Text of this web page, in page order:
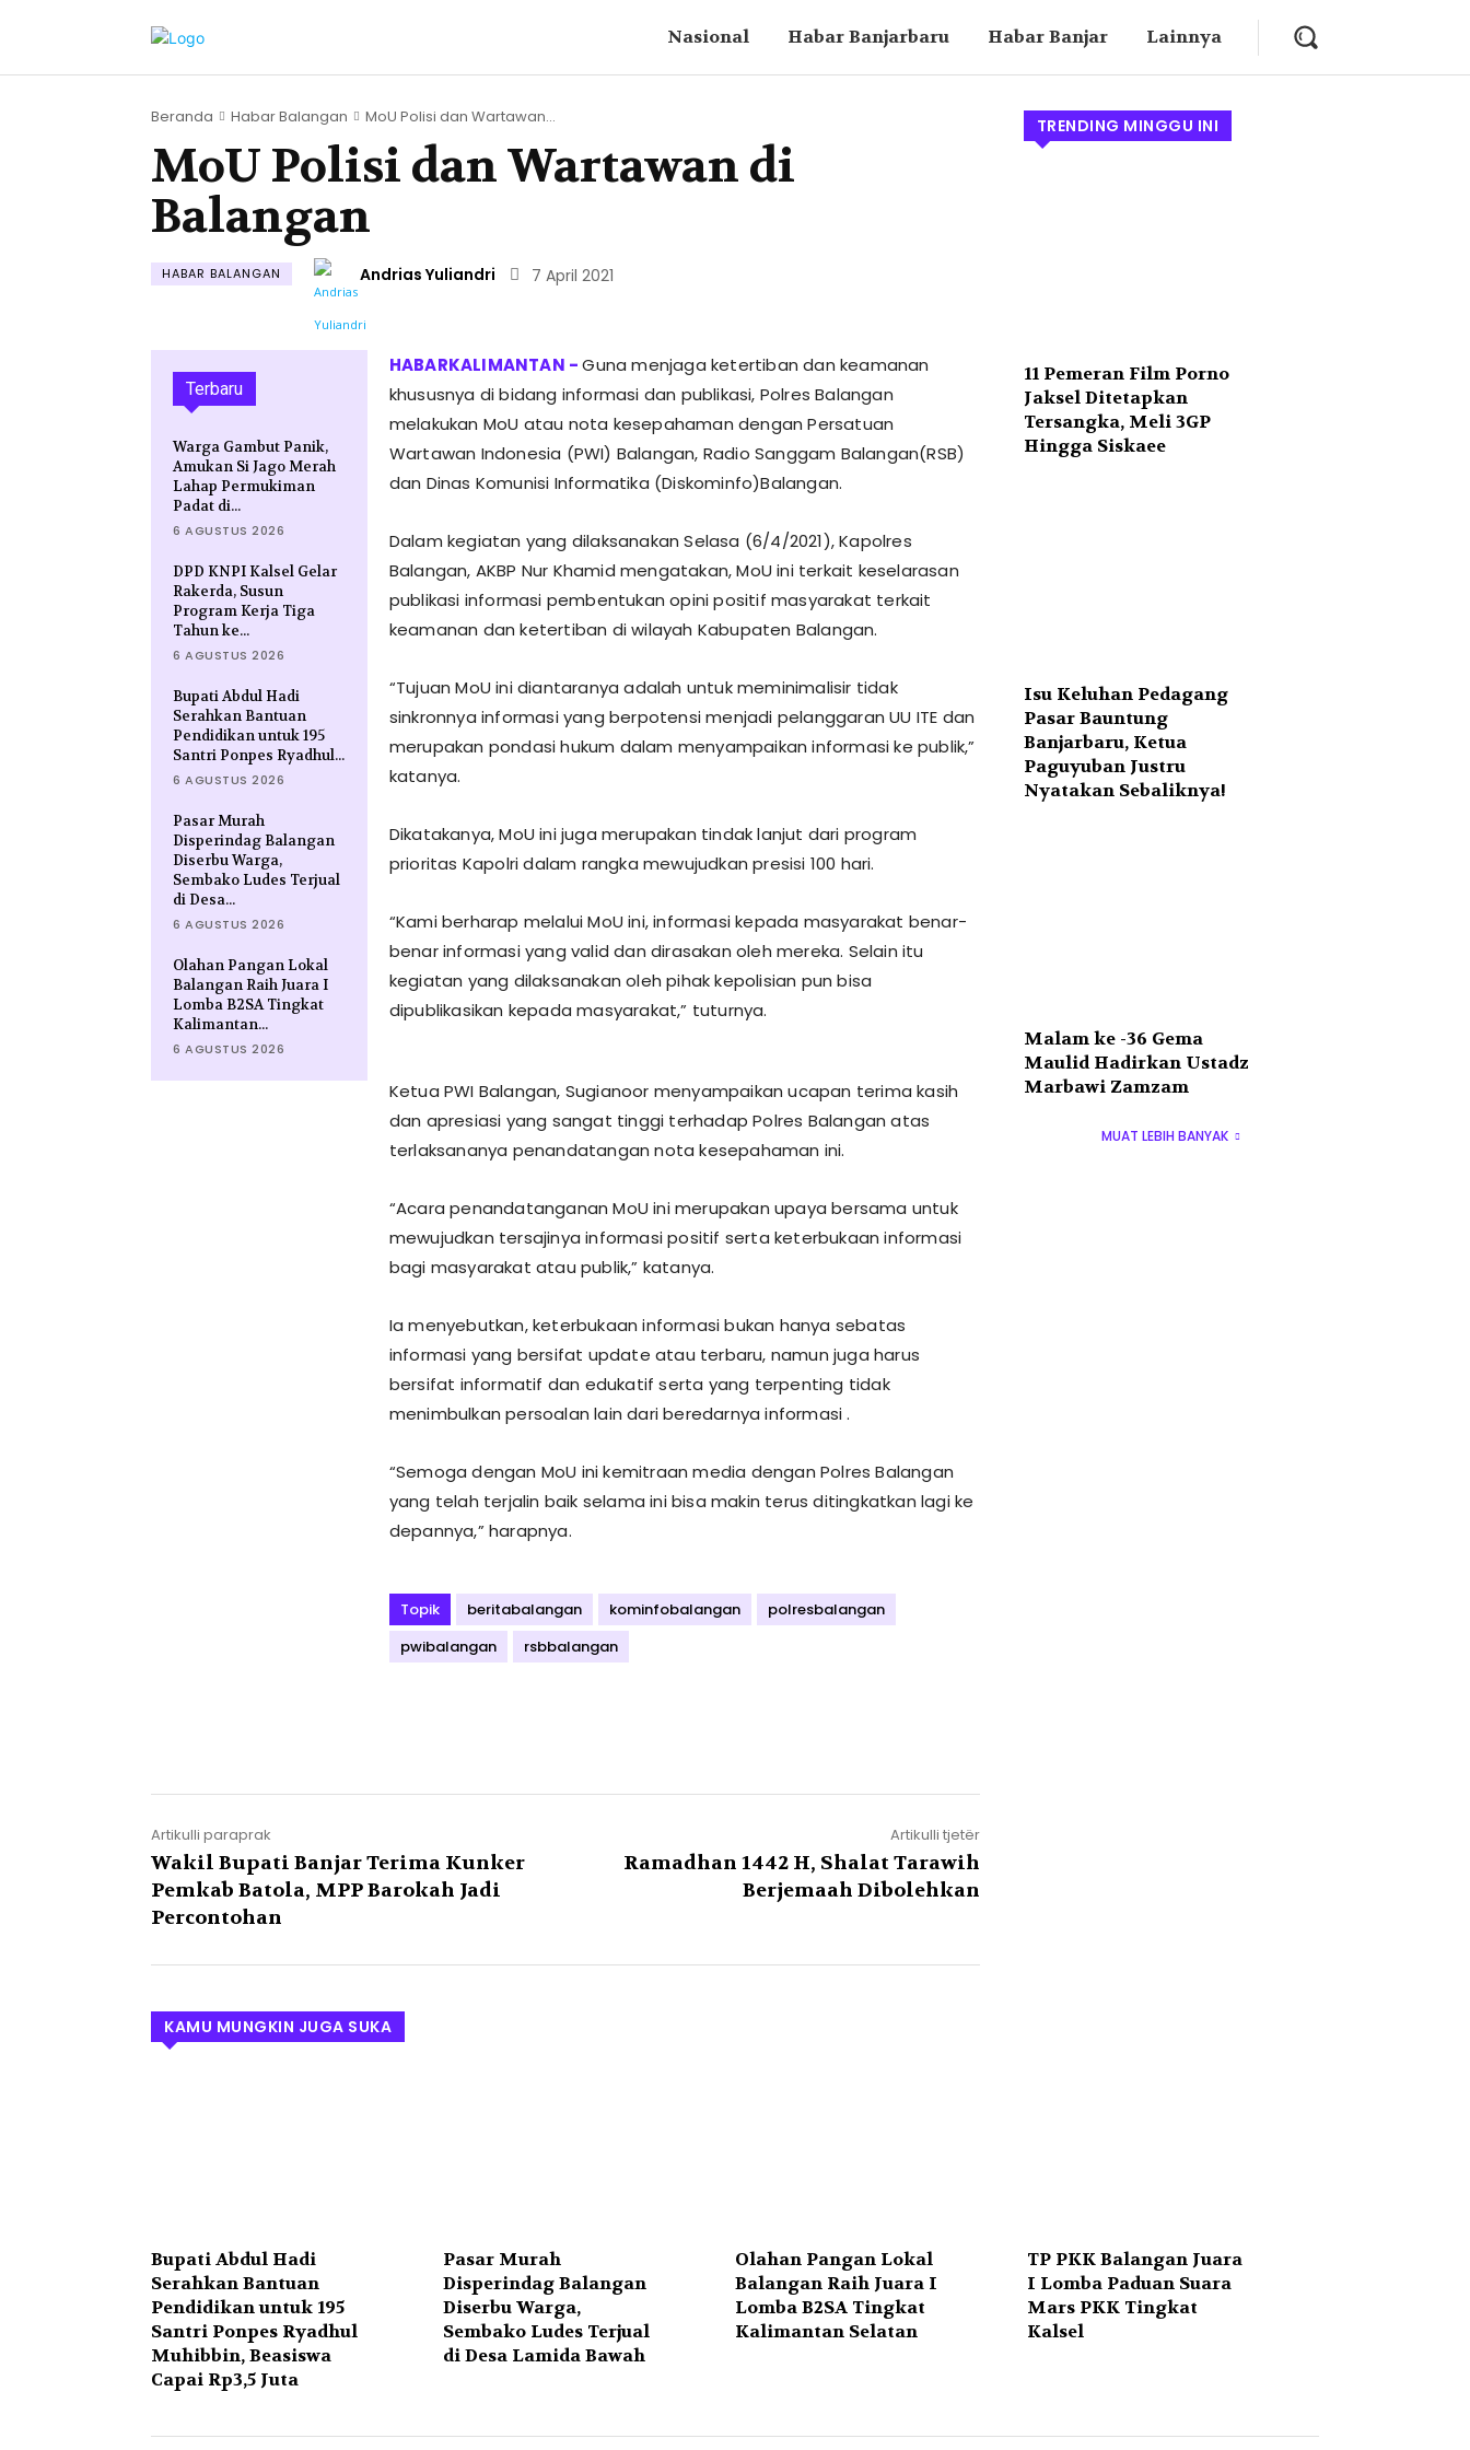
Nasional Habar Banjarbaru Habar Banjar Lainnya
Beranda Habar Balangan MoU Polisi dan Wartawan...
MoU Polisi dan Wartawan di
Balangan
HABAR BALANGAN Andrias Yuliandri 7 April 2021
Terbaru
Warga Gambut Panik,
Amukan Si Jago Merah
Lahap Permukiman
Padat di...
6 AGUSTUS 2026
DPD KNPI Kalsel Gelar
Rakerda, Susun
Program Kerja Tiga
Tahun ke...
6 AGUSTUS 2026
Bupati Abdul Hadi
Serahkan Bantuan
Pendidikan untuk 195
Santri Ponpes Ryadhul...
6 AGUSTUS 2026
Pasar Murah
Disperindag Balangan
Diserbu Warga,
Sembako Ludes Terjual
di Desa...
6 AGUSTUS 2026
Olahan Pangan Lokal
Balangan Raih Juara I
Lomba B2SA Tingkat
Kalimantan...
6 AGUSTUS 2026
Guna menjaga ketertiban dan keamanan
khususnya di bidang informasi dan publikasi, Polres Balangan
melakukan MoU atau nota kesepahaman dengan Persatuan
Wartawan Indonesia (PWI) Balangan, Radio Sanggam Balangan(RSB)
dan Dinas Komunisi Informatika (Diskominfo)Balangan.
Dalam kegiatan yang dilaksanakan Selasa (6/4/2021), Kapolres
Balangan, AKBP Nur Khamid mengatakan, MoU ini terkait keselarasan
publikasi informasi pembentukan opini positif masyarakat terkait
keamanan dan ketertiban di wilayah Kabupaten Balangan.
“Tujuan MoU ini diantaranya adalah untuk meminimalisir tidak
sinkronnya informasi yang berpotensi menjadi pelanggaran UU ITE dan
merupakan pondasi hukum dalam menyampaikan informasi ke publik,”
katanya.
Dikatakanya, MoU ini juga merupakan tindak lanjut dari program
prioritas Kapolri dalam rangka mewujudkan presisi 100 hari.
“Kami berharap melalui MoU ini, informasi kepada masyarakat benar-
benar informasi yang valid dan dirasakan oleh mereka. Selain itu
kegiatan yang dilaksanakan oleh pihak kepolisian pun bisa
dipublikasikan kepada masyarakat,” tuturnya.
Ketua PWI Balangan, Sugianoor menyampaikan ucapan terima kasih
dan apresiasi yang sangat tinggi terhadap Polres Balangan atas
terlaksananya penandatangan nota kesepahaman ini.
“Acara penandatanganan MoU ini merupakan upaya bersama untuk
mewujudkan tersajinya informasi positif serta keterbukaan informasi
bagi masyarakat atau publik,” katanya.
Ia menyebutkan, keterbukaan informasi bukan hanya sebatas
informasi yang bersifat update atau terbaru, namun juga harus
bersifat informatif dan edukatif serta yang terpenting tidak
menimbulkan persoalan lain dari beredarnya informasi .
“Semoga dengan MoU ini kemitraan media dengan Polres Balangan
yang telah terjalin baik selama ini bisa makin terus ditingkatkan lagi ke
depannya,” harapnya.
Topik beritabalangan kominfobalangan
polresbalangan
pwibalangan
rsbbalangan
Artikulli paraprak
Wakil Bupati Banjar Terima Kunker
Pemkab Batola, MPP Barokah Jadi
Percontohan
Artikulli tjetër
Ramadhan 1442 H, Shalat Tarawih
Berjemaah Dibolehkan
TRENDING MINGGU INI
11 Pemeran Film Porno
Jaksel Ditetapkan
Tersangka, Meli 3GP
Hingga Siskaee
Isu Keluhan Pedagang
Pasar Bauntung
Banjarbaru, Ketua
Paguyuban Justru
Nyatakan Sebaliknya!
Malam ke -36 Gema
Maulid Hadirkan Ustadz
Marbawi Zamzam
MUAT LEBIH BANYAK
KAMU MUNGKIN JUGA SUKA
Bupati Abdul Hadi
Serahkan Bantuan
Pendidikan untuk 195
Santri Ponpes Ryadhul
Muhibbin, Beasiswa
Capai Rp3,5 Juta
Pasar Murah
Disperindag Balangan
Diserbu Warga,
Sembako Ludes Terjual
di Desa Lamida Bawah
Olahan Pangan Lokal
Balangan Raih Juara I
Lomba B2SA Tingkat
Kalimantan Selatan
TP PKK Balangan Juara
I Lomba Paduan Suara
Mars PKK Tingkat
Kalsel